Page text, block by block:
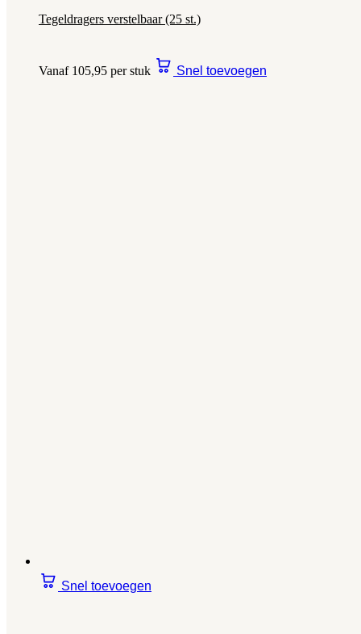
Tegeldragers verstelbaar (25 st.)
Vanaf 105,95 per stuk Snel toevoegen
Snel toevoegen